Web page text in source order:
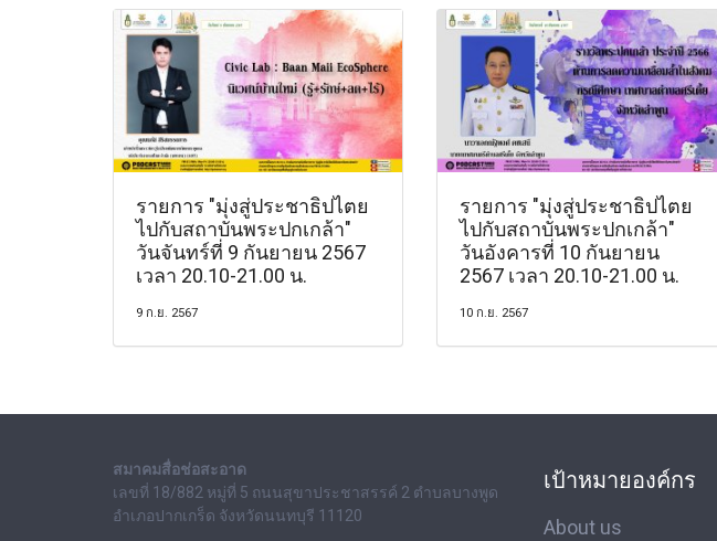
รายการ "มุ่งสู่ประชาธิปไตย
ไปกับสถาบันพระปกเกล้า"
วันจันทร์ที่ 9 กันยายน 2567
เวลา 20.10-21.00 น.
9 ก.ย. 2567
รายการ "มุ่งสู่ประชาธิปไตย
ไปกับสถาบันพระปกเกล้า"
วันอังคารที่ 10 กันยายน
2567 เวลา 20.10-21.00 น.
10 ก.ย. 2567
สมาคมสื่อช่อสะอาด
เลขที่ 18/882 หมู่ที่ 5 ถนนสุขาประชาสรรค์ 2 ตำบลบางพูด
อำเภอปากเกร็ด จังหวัดนนทบุรี 11120
เป้าหมายองค์กร
About us